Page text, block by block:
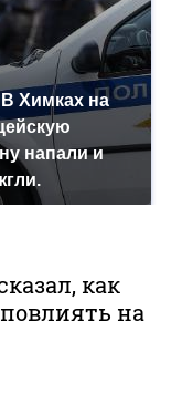
Химках на
напали и
как
на